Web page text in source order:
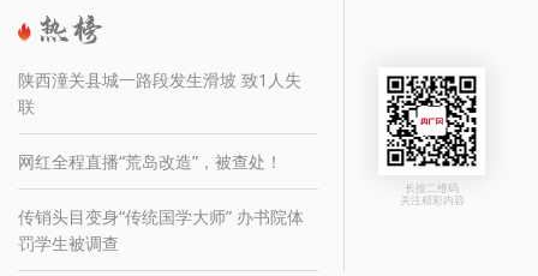
陕西潼关县城一路段发生滑坡 致1人失
联
网红全程直播“荒岛改造”，被查处！
传销头目变身“传统国学大师” 办书院体
罚学生被调查
长按二维码
关注精彩内容